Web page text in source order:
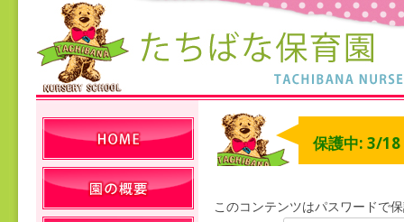
保護中: 3/18
このコンテンツはパスワードで